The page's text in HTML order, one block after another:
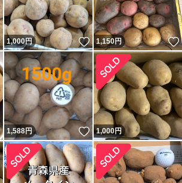
いいね！
1,000円 いいね！
1,150円
いいね！
1,588円 いいね！
1,000円